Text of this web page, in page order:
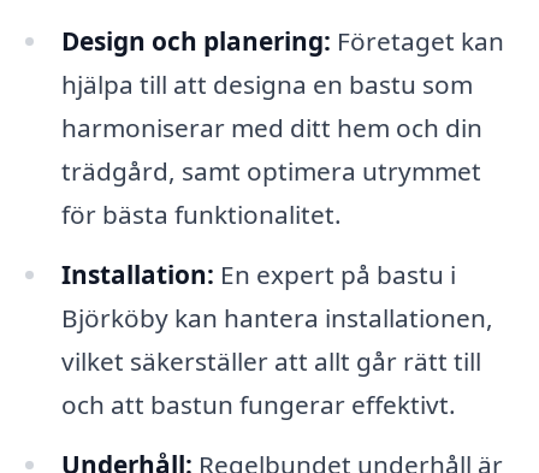
Design och planering: Företaget kan
hjälpa till att designa en bastu som
harmoniserar med ditt hem och din
trädgård, samt optimera utrymmet
för bästa funktionalitet.
Installation: En expert på bastu i
Björköby kan hantera installationen,
vilket säkerställer att allt går rätt till
och att bastun fungerar effektivt.
Underhåll: Regelbundet underhåll är